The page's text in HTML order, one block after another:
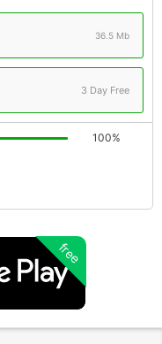
36.5 Mb
3 Day Free
100%
free